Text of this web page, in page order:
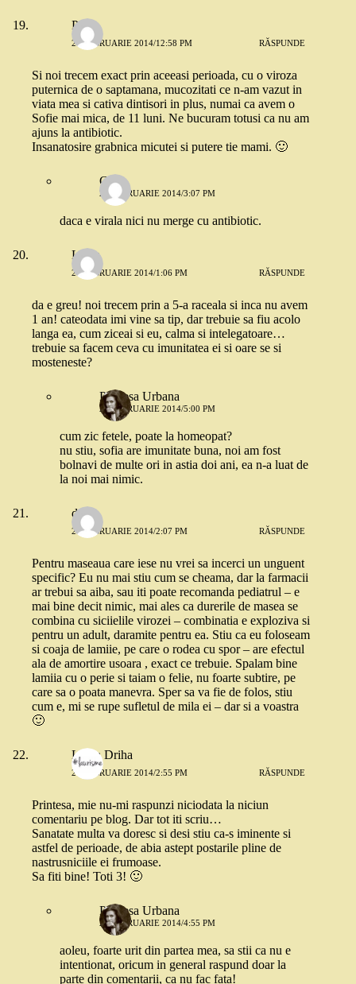
Paula
26 FEBRUARIE 2014/12:58 PM RĂSPUNDE
Si noi trecem exact prin aceeasi perioada, cu o viroza
puternica de o saptamana, mucozitati ce n-am vazut in
viata mea si cativa dintisori in plus, numai ca avem o
Sofie mai mica, de 11 luni. Ne bucuram totusi ca nu am
ajuns la antibiotic.
Insanatosire grabnica micutei si putere tie mami. 🙂
Cris
26 FEBRUARIE 2014/3:07 PM
daca e virala nici nu merge cu antibiotic.
Luiza
26 FEBRUARIE 2014/1:06 PM RĂSPUNDE
da e greu! noi trecem prin a 5-a raceala si inca nu avem
1 an! cateodata imi vine sa tip, dar trebuie sa fiu acolo
langa ea, cum ziceai si eu, calma si intelegatoare…
trebuie sa facem ceva cu imunitatea ei si oare se si
mosteneste?
Printesa Urbana
26 FEBRUARIE 2014/5:00 PM
cum zic fetele, poate la homeopat?
nu stiu, sofia are imunitate buna, noi am fost
bolnavi de multe ori in astia doi ani, ea n-a luat de
la noi mai nimic.
doina
26 FEBRUARIE 2014/2:07 PM RĂSPUNDE
Pentru maseaua care iese nu vrei sa incerci un unguent
specific? Eu nu mai stiu cum se cheama, dar la farmacii
ar trebui sa aiba, sau iti poate recomanda pediatrul – e
mai bine decit nimic, mai ales ca durerile de masea se
combina cu siciielile virozei – combinatia e exploziva si
pentru un adult, daramite pentru ea. Stiu ca eu foloseam
si coaja de lamiie, pe care o rodea cu spor – are efectul
ala de amortire usoara , exact ce trebuie. Spalam bine
lamiia cu o perie si taiam o felie, nu foarte subtire, pe
care sa o poata manevra. Sper sa va fie de folos, stiu
cum e, mi se rupe sufletul de mila ei – dar si a voastra
🙂
Laura Driha
26 FEBRUARIE 2014/2:55 PM RĂSPUNDE
Printesa, mie nu-mi raspunzi niciodata la niciun
comentariu pe blog. Dar tot iti scriu…
Sanatate multa va doresc si desi stiu ca-s iminente si
astfel de perioade, de abia astept postarile pline de
nastrusniciile ei frumoase.
Sa fiti bine! Toti 3! 🙂
Printesa Urbana
26 FEBRUARIE 2014/4:55 PM
aoleu, foarte urit din partea mea, sa stii ca nu e
intentionat, oricum in general raspund doar la
parte din comentarii, ca nu fac fata!